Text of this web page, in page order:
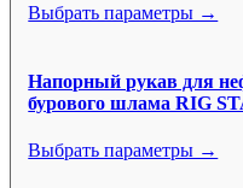
Выбрать параметры →
Напорный рукав для
бурового шлама RIG
Выбрать параметры →